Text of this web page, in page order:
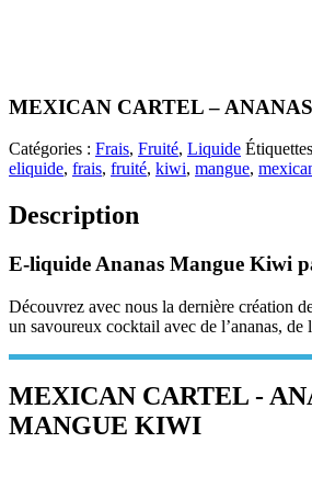
MEXICAN CARTEL –
Catégories : Frais, Fruité, Liquide
eliquide, frais, fruité, kiwi, mangue,
Description
E-liquide Ananas Mangue Kiwi
Découvrez avec nous la dernière création
un savoureux cocktail avec de l’ananas,
MEXICAN CARTEL -
MANGUE KIWI